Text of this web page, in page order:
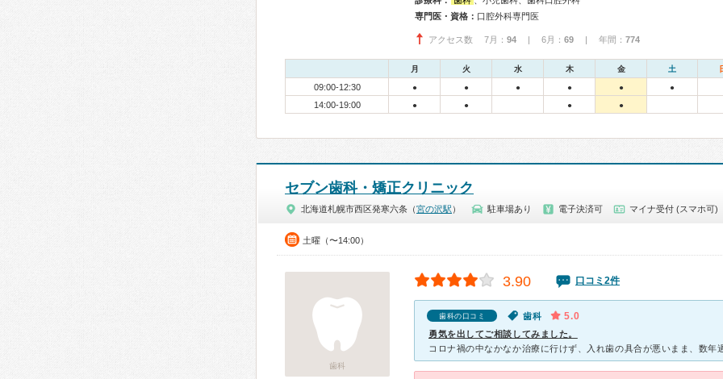
専門医・資格： 口腔外科専門医
アクセス数 7月： 94 | 6月： 69 | 年間： 774
月 火 水 木 金 土
09:00-12:30 ● ● ● ● ● ●
14:00-19:00 ● ● ● ●
セブン歯科・矯正クリニック
北海道札幌市西区発寒六条（宮の沢駅 ） 駐車場あり 電子決済可 マイナ受付 (スマホ可)
土曜（〜14:00）
歯科
3.90 口コミ2件
歯科の口コミ 歯科 5.0
勇気を出してご相談してみました。